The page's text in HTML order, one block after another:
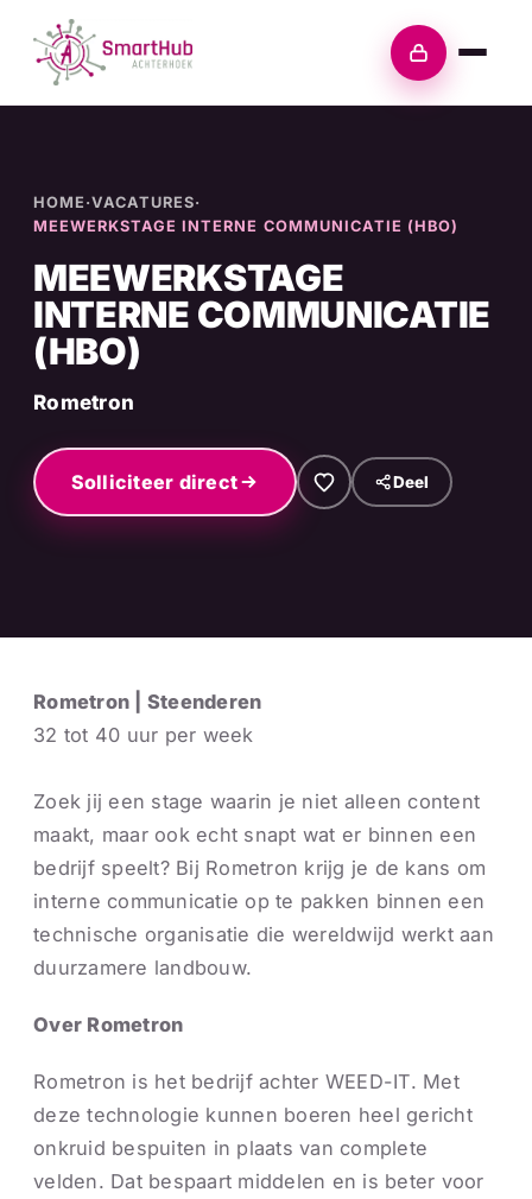
content
Inloggen
HOME ·VACATURES·
MEEWERKSTAGE INTERNE COMMUNICATIE (HBO)
MEEWERKSTAGE
INTERNE COMMUNICATIE
(HBO)
Rometron
Solliciteer direct Deel
Rometron | Steenderen
32 tot 40 uur per week
Zoek jij een stage waarin je niet alleen content
maakt, maar ook echt snapt wat er binnen een
bedrijf speelt? Bij Rometron krijg je de kans om
interne communicatie op te pakken binnen een
technische organisatie die wereldwijd werkt aan
duurzamere landbouw.
Over Rometron
Rometron is het bedrijf achter WEED-IT. Met
deze technologie kunnen boeren heel gericht
onkruid bespuiten in plaats van complete
velden. Dat bespaart middelen en is beter voor